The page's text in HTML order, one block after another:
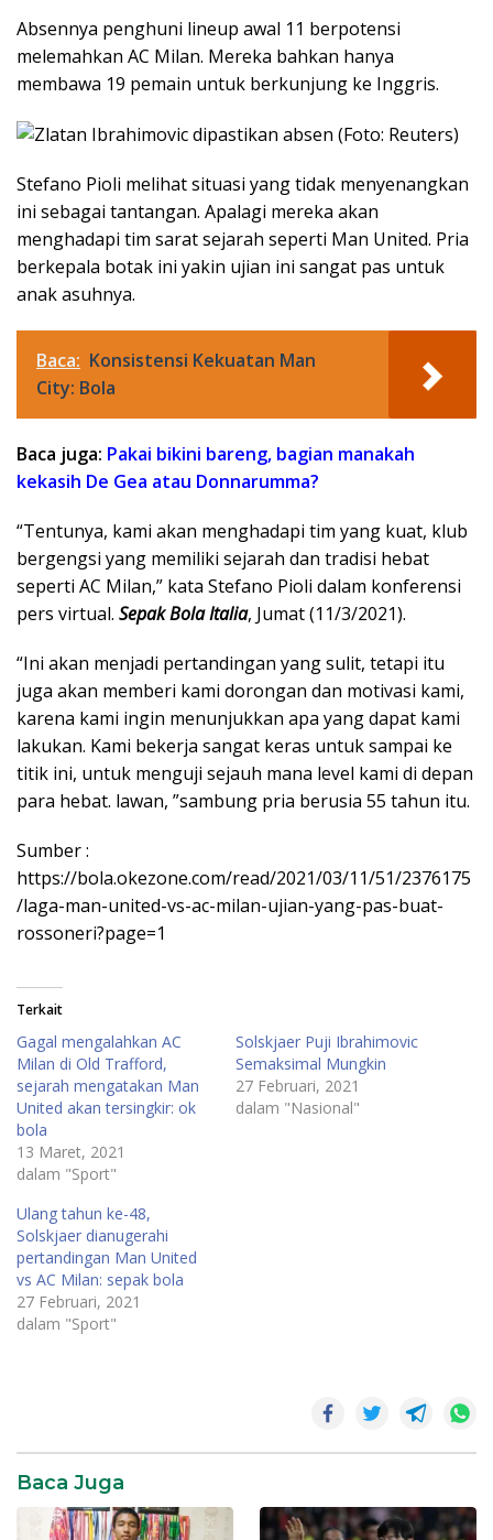
Absennya penghuni lineup awal 11 berpotensi
melemahkan AC Milan. Mereka bahkan hanya
membawa 19 pemain untuk berkunjung ke Inggris.
Stefano Pioli melihat situasi yang tidak menyenangkan
ini sebagai tantangan. Apalagi mereka akan
menghadapi tim sarat sejarah seperti Man United. Pria
berkepala botak ini yakin ujian ini sangat pas untuk
anak asuhnya.
Baca: Konsistensi Kekuatan Man
City: Bola
Baca juga: Pakai bikini bareng, bagian manakah
kekasih De Gea atau Donnarumma?
“Tentunya, kami akan menghadapi tim yang kuat, klub
bergengsi yang memiliki sejarah dan tradisi hebat
seperti AC Milan,” kata Stefano Pioli dalam konferensi
pers virtual. Sepak Bola Italia, Jumat (11/3/2021).
“Ini akan menjadi pertandingan yang sulit, tetapi itu
juga akan memberi kami dorongan dan motivasi kami,
karena kami ingin menunjukkan apa yang dapat kami
lakukan. Kami bekerja sangat keras untuk sampai ke
titik ini, untuk menguji sejauh mana level kami di depan
para hebat. lawan, ”sambung pria berusia 55 tahun itu.
Sumber :
https://bola.okezone.com/read/2021/03/11/51/2376175
/laga-man-united-vs-ac-milan-ujian-yang-pas-buat-
rossoneri?page=1
Terkait
Gagal mengalahkan AC
Milan di Old Trafford,
sejarah mengatakan Man
United akan tersingkir: ok
bola
13 Maret, 2021
dalam "Sport"
Solskjaer Puji Ibrahimovic
Semaksimal Mungkin
27 Februari, 2021
dalam "Nasional"
Ulang tahun ke-48,
Solskjaer dianugerahi
pertandingan Man United
vs AC Milan: sepak bola
27 Februari, 2021
dalam "Sport"
Baca Juga